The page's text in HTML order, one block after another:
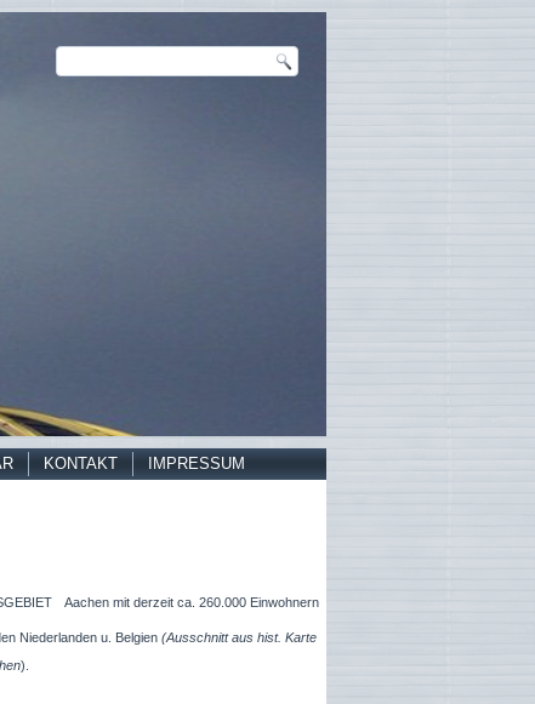
KONTAKT
IMPRESSUM
Aachen mit derzeit ca. 260.000 Einwohnern
Niederlanden u. Belgien(Ausschnitt aus hist. Karte
).